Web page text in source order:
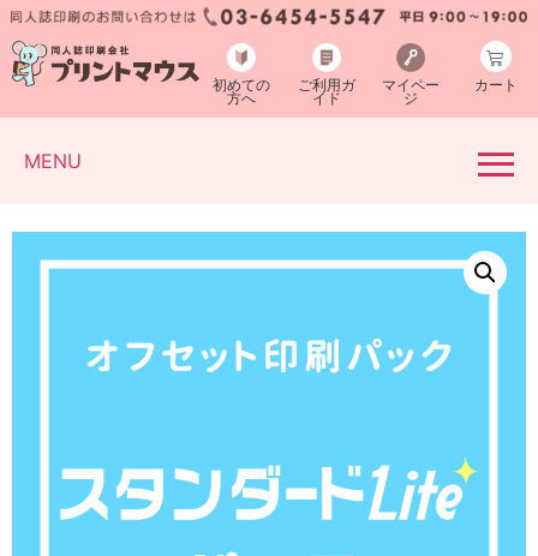
初めての
方へ
ご利用ガ
イド
マイペー
ジ
カート
MENU